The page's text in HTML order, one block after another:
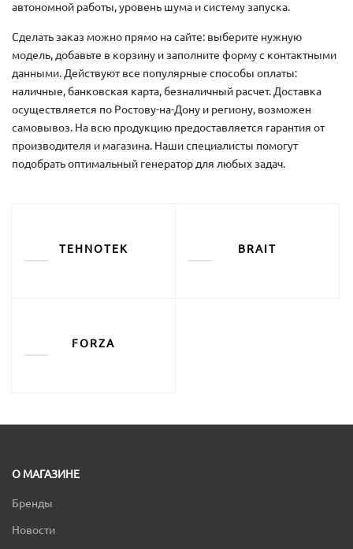
автономной работы, уровень шума и систему запуска.
Сделать заказ можно прямо на сайте: выберите нужную
модель, добавьте в корзину и заполните форму с контактными
данными. Действуют все популярные способы оплаты:
наличные, банковская карта, безналичный расчет. Доставка
осуществляется по Ростову-на-Дону и региону, возможен
самовывоз. На всю продукцию предоставляется гарантия от
производителя и магазина. Наши специалисты помогут
подобрать оптимальный генератор для любых задач.
TEHNOTEK BRAIT
FORZA
О МАГАЗИНЕ
Бренды
Новости